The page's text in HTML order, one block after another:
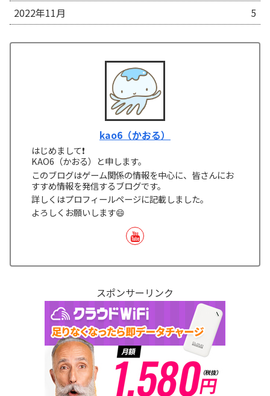
2022年11月
5
kao6（かおる）
はじめまして❗
KAO6（かおる）と申します。
このブログはゲーム関係の情報を中心に、皆さんにお
すすめ情報を発信するブログです。
詳しくはプロフィールページに記載しました。
よろしくお願いします😄
スポンサーリンク